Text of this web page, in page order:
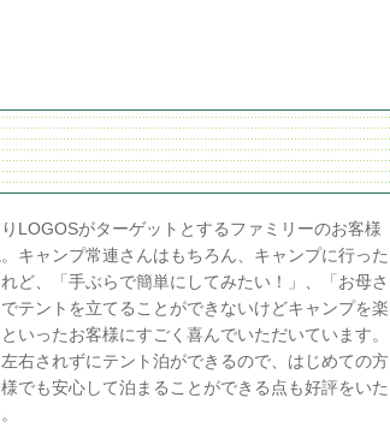
LOGOSがターゲットとするファミリーのお客様
キャンプ常連さんはもちろん、キャンプに行った
ど、「手ぶらで簡単にしてみたい！」、「お母さ
テントを立てることができないけどキャンプを楽
いったお客様にすごく喜んでいただいています。
右されずにテント泊ができるので、はじめての方
でも安心して泊まることができる点も好評をいた